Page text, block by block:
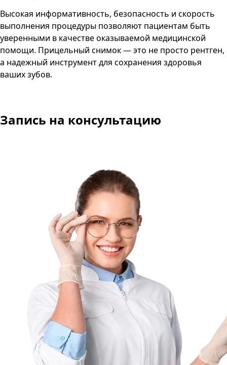
Высокая информативность, безопасность и скорость
выполнения процедуры позволяют пациентам быть
уверенными в качестве оказываемой медицинской
помощи. Прицельный снимок — это не просто рентген,
а надежный инструмент для сохранения здоровья
ваших зубов.
Запись на консультацию